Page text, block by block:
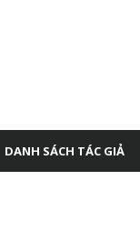
DANH SÁCH TÁC GIẢ